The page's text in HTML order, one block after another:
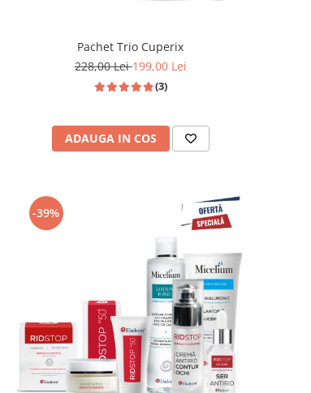
Pachet Trio Cuperix
228,00 Lei199,00 Lei
(3)
ADAUGA IN COS
-39%